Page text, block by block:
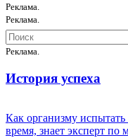
Реклама.
Реклама.
Реклама.
История успеха
Как организму испытать
время, знает эксперт